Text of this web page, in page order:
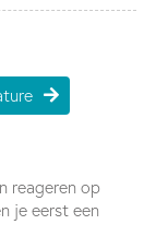
reageren op
je eerst een